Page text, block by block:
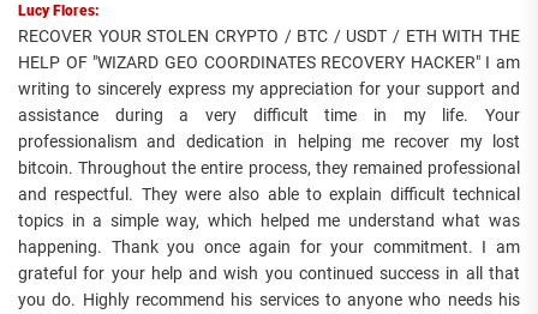
Lucy Flores:
RECOVER YOUR STOLEN CRYPTO / BTC / USDT / ETH WITH THE
HELP OF "WIZARD GEO COORDINATES RECOVERY HACKER" I am
writing to sincerely express my appreciation for your support and
assistance during a very difficult time in my life. Your
professionalism and dedication in helping me recover my lost
bitcoin. Throughout the entire process, they remained professional
and respectful. They were also able to explain difficult technical
topics in a simple way, which helped me understand what was
happening. Thank you once again for your commitment. I am
grateful for your help and wish you continued success in all that
you do. Highly recommend his services to anyone who needs his